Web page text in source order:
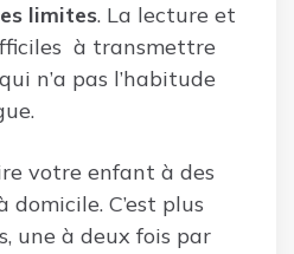
limites. La lecture et
à transmettre
n’a pas l’habitude
votre enfant à des
C’est plus
une à deux fois par